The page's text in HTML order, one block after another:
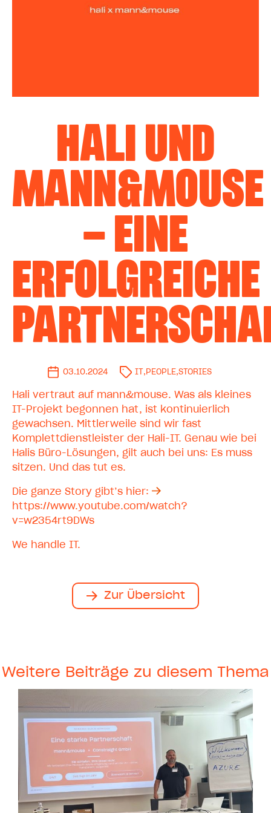
HALI UND
MANN&MOUSE
– EINE
ERFOLGREICHE
03.10.2024 , PEOPLE,STORIES
Hali vertraut auf mann&mouse. Was als kleines
IT-Projekt begonnen hat, ist kontinuierlich
gewachsen. Mittlerweile sind wir fast
Komplettdienstleister der Hali-IT. Genau wie bei
Halis Büro-Lösungen, gilt auch bei uns: Es muss
sitzen. Und das tut es.
Die ganze Story gibt’s hier:
https://www.youtube.com/watch?
v=w2354rt9DWs
We handle IT.
Zur Übersicht
Weitere Beiträge zu diesem Thema